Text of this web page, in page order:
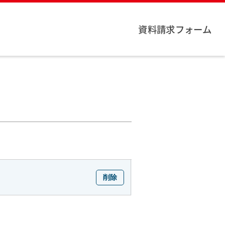
資料請求フォーム
削除